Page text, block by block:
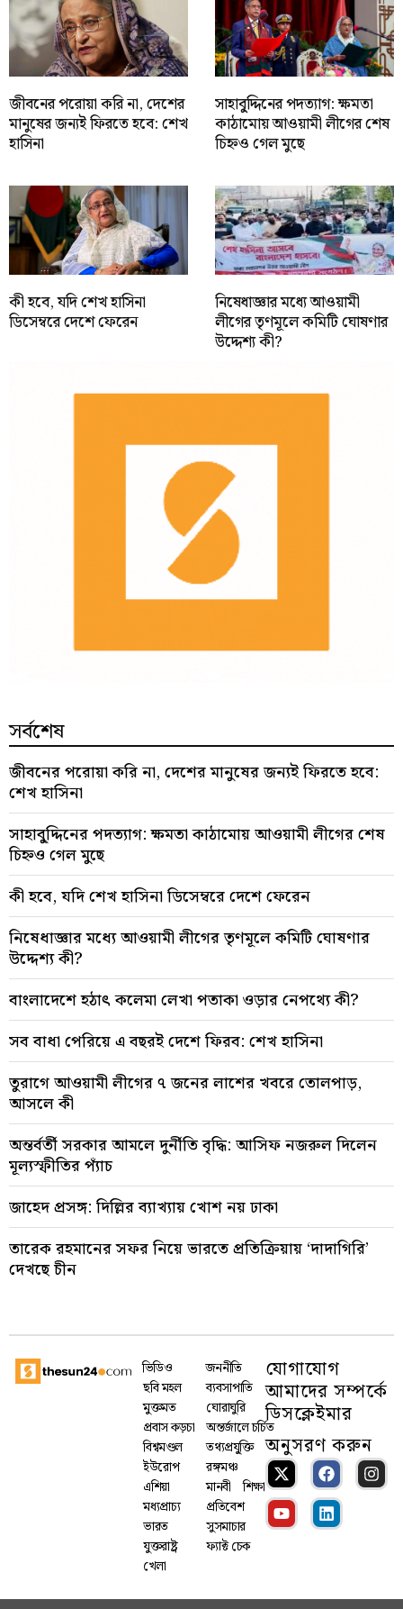
জীবনের পরোয়া করি না, দেশের
মানুষের জন্যই ফিরতে হবে: শেখ
হাসিনা
সাহাবু্দ্দিনের পদত্যাগ: ক্ষমতা
কাঠামোয় আওয়ামী লীগের শেষ
চিহ্নও গেল মুছে
কী হবে, যদি শেখ হাসিনা
ডিসেম্বরে দেশে ফেরেন
নিষেধাজ্ঞার মধ্যে আওয়ামী
লীগের তৃণমূলে কমিটি ঘোষণার
উদ্দেশ্য কী?
সর্বশেষ
জীবনের পরোয়া করি না, দেশের মানুষের জন্যই ফিরতে হবে:
শেখ হাসিনা
সাহাবু্দ্দিনের পদত্যাগ: ক্ষমতা কাঠামোয় আওয়ামী লীগের শেষ
চিহ্নও গেল মুছে
কী হবে, যদি শেখ হাসিনা ডিসেম্বরে দেশে ফেরেন
নিষেধাজ্ঞার মধ্যে আওয়ামী লীগের তৃণমূলে কমিটি ঘোষণার
উদ্দেশ্য কী?
বাংলাদেশে হঠাৎ কলেমা লেখা পতাকা ওড়ার নেপথ্যে কী?
সব বাধা পেরিয়ে এ বছরই দেশে ফিরব: শেখ হাসিনা
তুরাগে আওয়ামী লীগের ৭ জনের লাশের খবরে তোলপাড়,
আসলে কী
অন্তর্বর্তী সরকার আমলে দুর্নীতি বৃদ্ধি: আসিফ নজরুল দিলেন
মূল্যস্ফীতির প্যাঁচ
জাহেদ প্রসঙ্গ: দিল্লির ব্যাখ্যায় খোশ নয় ঢাকা
তারেক রহমানের সফর নিয়ে ভারতে প্রতিক্রিয়ায় ‘দাদাগিরি’
দেখছে চীন
ভিডিও
ছবি মহল
মুক্তমত
প্রবাস কড়চা
বিশ্বমণ্ডল
ইউরোপ
এশিয়া
মধ্যপ্রাচ্য
ভারত
যুক্তরাষ্ট্র
খেলা
জননীতি
ব্যবসাপাতি
ঘোরাঘুরি
অন্তর্জালে চর্চিত
তথ্যপ্রযু্ক্তি
রঙ্গমঞ্চ
মানবী
শিক্ষা
প্রতিবেশ
সুসমাচার
ফ্যাক্ট চেক
যোগাযোগ
আমাদের সম্পর্কে
ডিসক্লেইমার
অনুসরণ করুন